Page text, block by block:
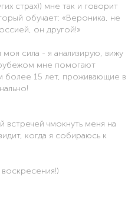
страх)) мне так и говорит
обучает: «Вероника, не
он другой!»
сила - я анализирую, вижу
мне помогают
более 15 лет, проживающие в
встречей чмокнуть меня на
когда я собираюсь к